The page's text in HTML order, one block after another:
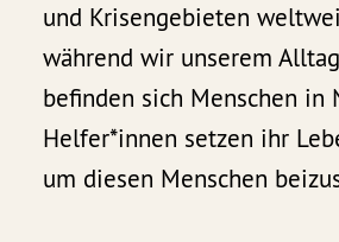
und Krisengebieten
während wir unserem
befinden sich Menschen in
Helfer*innen setzen ihr
um diesen Menschen